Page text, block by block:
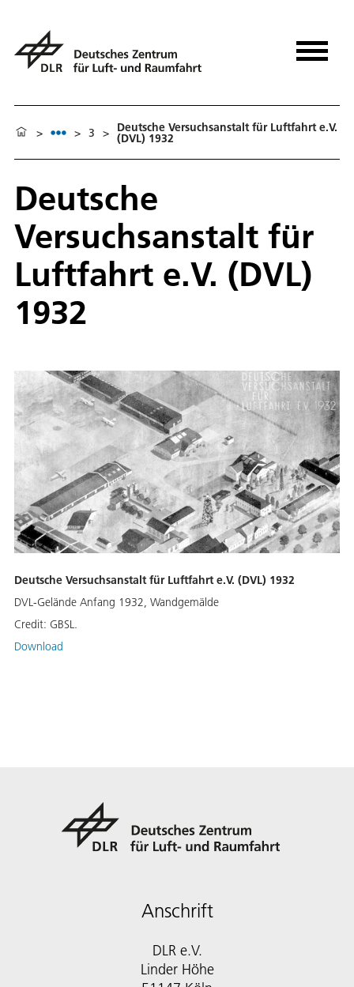
> > 3 > Deutsche Versuchsanstalt für Luftfahrt e.V.
(DVL) 1932
Deutsche
Versuchsanstalt für
Luftfahrt e.V. (DVL)
1932
Deutsche Versuchsanstalt für Luftfahrt e.V. (DVL) 1932
DVL-Gelände Anfang 1932, Wandgemälde
Credit: GBSL.
Download
Anschrift
DLR e.V.
Linder Höhe